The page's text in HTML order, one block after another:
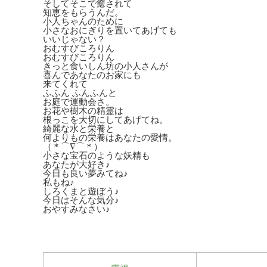
そしてそこで癒されて
知恵をもらうんだ。
小人ちゃんのために
小さなおにぎりを置いてあげても
いいじゃない？
おむすびころりん
おむすびころりん
きっと食いしん坊の小人さんが
喜んであなたのお家にも
来てくれて
ふふん ふんふんと
お庭で運動会さ。
お花や樹木の精霊は
根っこを大切にしてあげてね。
綺麗な水と栄養と
何よりもの栄養はあなたの愛情。
（＊⌒∇⌒＊）
小さな宝石のような妖精も
あなたが大好き♪
今日も良い夢みてね♪
私もね♪
しろくまと遊ぼう♪
今日はそんな気分♪
おやすみなさい♪